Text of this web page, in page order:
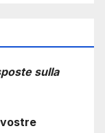
sulla